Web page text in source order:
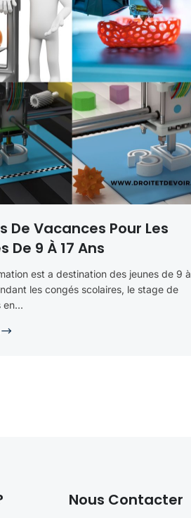
De Vacances Pour Les
De 9 À 17 Ans
est a destination des jeunes de 9 à
les congés scolaires, le stage de
en...
Nous Contacter